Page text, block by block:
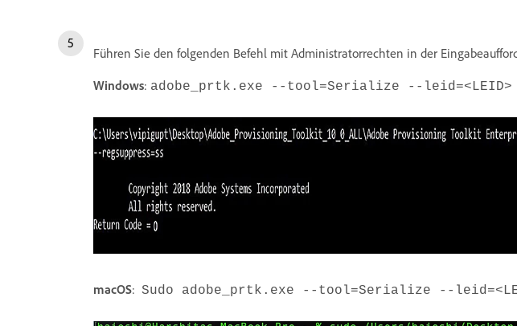
Führen Sie den folgenden Befehl mit Administratorrechten in der
Windows: adobe_prtk.exe --tool=Serialize --
macOS: Sudo adobe_prtk.exe --tool=Serialize --